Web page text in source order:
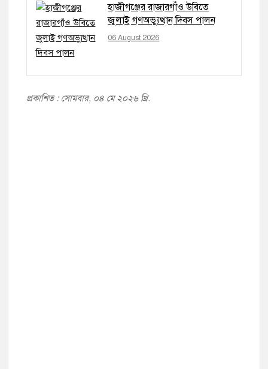
হাজীগঞ্জের রাজারগাঁও উবিতে
জুলাই গণঅভ্যুত্থান দিবস পালন
06 August 2026
প্রকাশিত : সোমবার, ০৪ মে ২০২৬ খ্রি.